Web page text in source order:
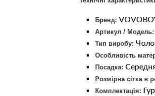
Бренд:
Артикул / Модель:
Тип виробу:
Особливість
Посадка:
Розмірна сітка в
Комплектація: